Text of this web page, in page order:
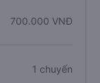
700.000 VNĐ
1 chuyến